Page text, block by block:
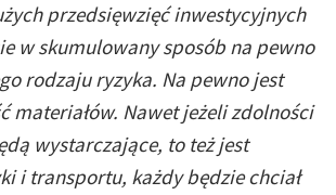
przedsięwzięć inwestycyjnych
w skumulowany sposób na pewno
rodzaju ryzyka. Na pewno jest
materiałów. Nawet jeżeli zdolności
wystarczające, to też jest
i transportu, każdy będzie chciał